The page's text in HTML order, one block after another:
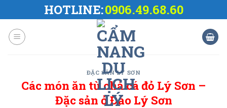
to
content
HOTLINE:0906.49.68.60
ĐẶC SẢN LÝ SƠN
Các món ăn từ chả cá đỏ Lý Sơn –
Đặc sản ở Đảo Lý Sơn